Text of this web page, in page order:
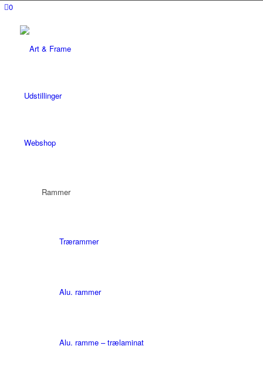
0
Udstillinger
Webshop
Rammer
Trærammer
Alu. rammer
Alu. ramme – trælaminat